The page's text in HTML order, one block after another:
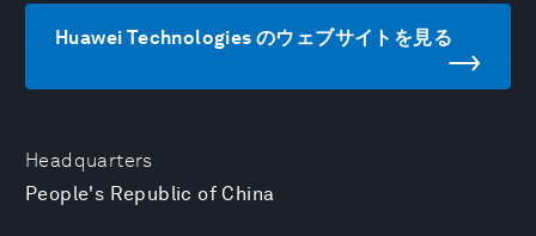
Headquarters
People's Republic of China
Huawei Technologies のウェブサイトを見る